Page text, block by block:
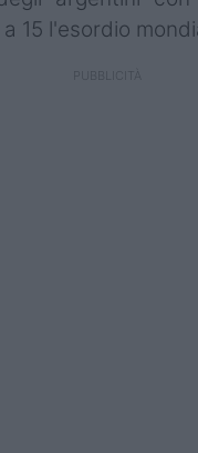
15 l'esordio